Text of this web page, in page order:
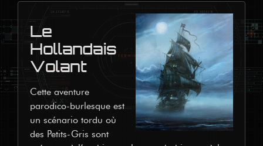
Le
Hollandais
Volant
Cette aventure
parodico-burlesque est
un scénario tordu où
des Petits-Gris sont